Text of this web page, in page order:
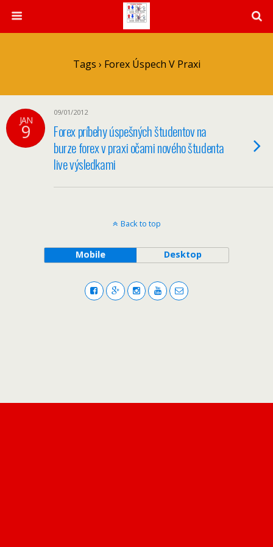
Tags › Forex Úspech V Praxi
JAN
9
09/01/2012
Forex príbehy úspešných študentov na
burze forex v praxi očami nového študenta
live výsledkami
Back to top
Mobile Desktop